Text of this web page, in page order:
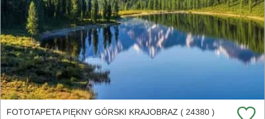
FOTOTAPETA PIĘKNY GÓRSKI KRAJOBRAZ ( 24380 )